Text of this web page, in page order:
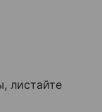
листайте